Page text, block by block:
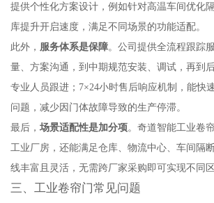
提供个性化方案设计，例如针对高温车间优化
库提升开启速度，满足不同场景的功能适配。
此外， 服务体系是保障。公司提供全流程跟踪
量、方案沟通，到中期规范安装、调试，再到
专业人员跟进；7×24小时售后响应机制，能快
问题，减少因门体故障导致的生产停滞。
最后， 场景适配性是加分项。奇道智能工业卷
工业厂房，还能满足仓库、物流中心、车间隔
线丰富且灵活，无需跨厂家采购即可实现不同
三、工业卷帘门常见问题